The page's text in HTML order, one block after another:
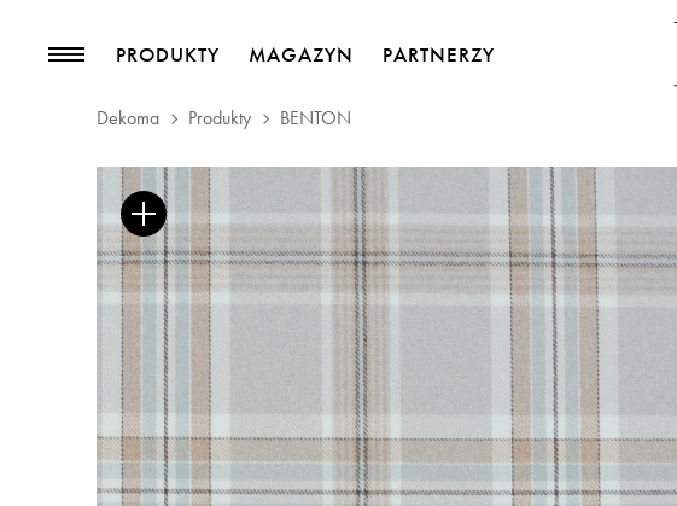
PRODUKTY MAGAZYN PARTNERZY
PRODUKTY
Kolekcje
Tkaniny meblowe
Tkaniny zasłonowe
Pasmanteria
Tapety
Skóry
Akcesoria
MAGAZYN
Trendy
Blog
O NAS
Historia
Kultura
Dla
Dekoma Produkty BENTON